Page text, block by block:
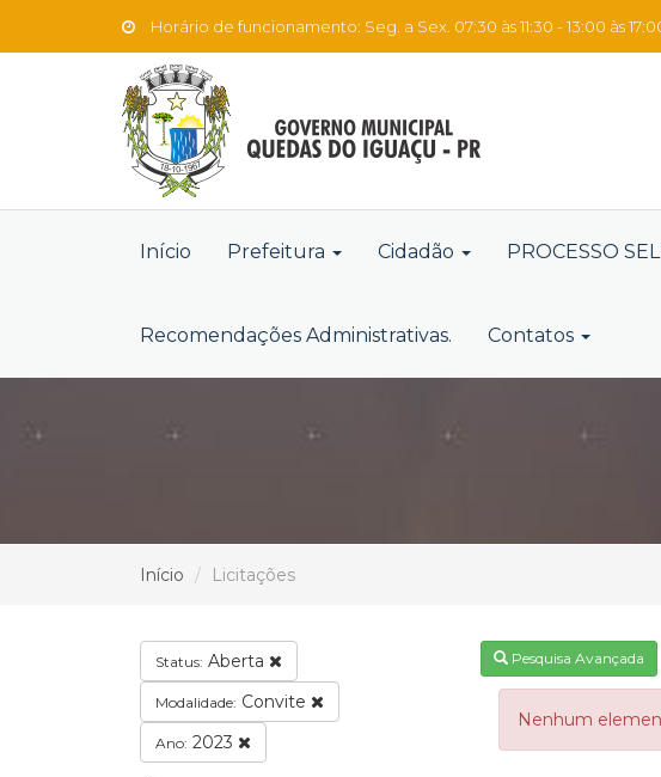
Horário de funcionamento: Seg. a Sex. 07:30 às 11:30 - 13:00 às
Início Prefeitura Cidadão PROCESSO
Recomendações Administrativas. Contatos
Início Licitações
Status: Aberta
Modalidade: Convite
Ano: 2023
Pesquisa Avançada
Nenhum